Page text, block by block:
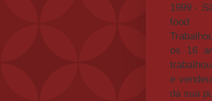
1999 -
food
os 16
e
da sua